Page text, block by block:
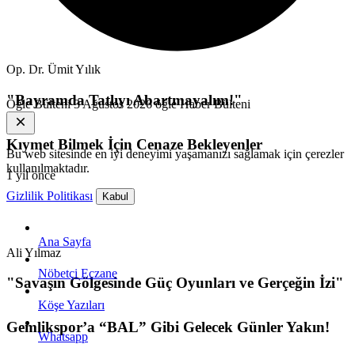
Kıymet Bilmek İçin Cenaze Bekleyenler
1 yıl önce
Gemlikspor’a “BAL” Gibi Gelecek Günler Yakın!
Op. Dr. Ümit Yılık
"Bayramda Tatlıyı Abartmayalım!"
Ali Yılmaz
"Savaşın Gölgesinde Güç Oyunları ve Gerçeğin İzi"
Öğle Bülteni3 Ağustos 2026 öğle Haber Bülteni
Bu web sitesinde en iyi deneyimi yaşamanızı sağlamak için çerezler
kullanılmaktadır.
Gizlilik Politikası Kabul
Ana Sayfa
Nöbetçi Eczane
Köşe Yazıları
Whatsapp